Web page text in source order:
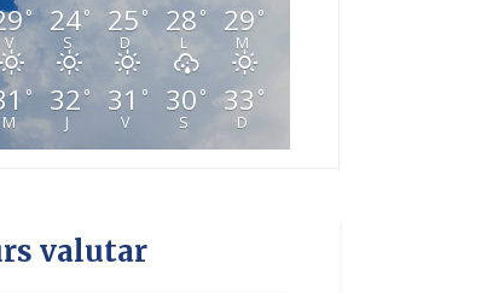
°
V
24°
S
25 °
D
28 °
L
29 °
M
°
M
32 °
J
31 °
V
30 °
S
33 °
D
valutar